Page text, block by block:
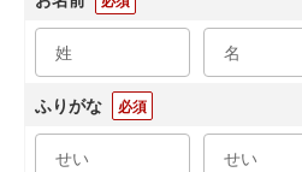
ふりがな 必須